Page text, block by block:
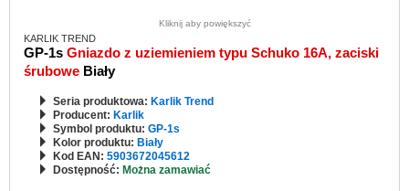
Kliknij aby powiększyć
KARLIK TREND
GP-1s Gniazdo z uziemieniem typu Schuko 16A, zaciski
śrubowe Biały
Seria produktowa: Karlik Trend
Producent: Karlik
Symbol produktu: GP-1s
Kolor produktu: Biały
Kod EAN: 5903672045612
Dostępność: Można zamawiać